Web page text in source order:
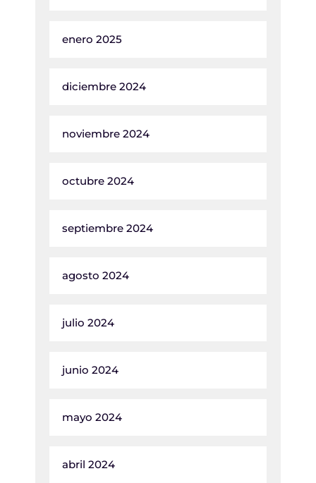
enero 2025
diciembre 2024
noviembre 2024
octubre 2024
septiembre 2024
agosto 2024
julio 2024
junio 2024
mayo 2024
abril 2024